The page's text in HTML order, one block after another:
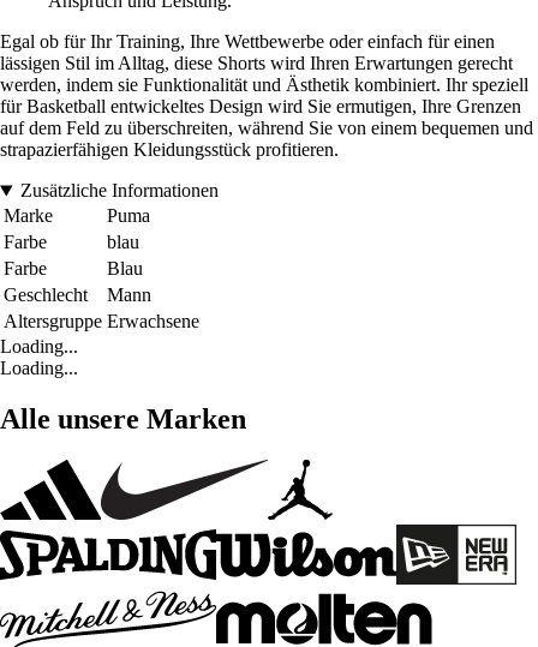
Egal ob für Ihr Training, Ihre Wettbewerbe oder einfach für einen
lässigen Stil im Alltag, diese Shorts wird Ihren Erwartungen gerecht
werden, indem sie Funktionalität und Ästhetik kombiniert. Ihr speziell
für Basketball entwickeltes Design wird Sie ermutigen, Ihre Grenzen
auf dem Feld zu überschreiten, während Sie von einem bequemen und
strapazierfähigen Kleidungsstück profitieren.
Zusätzliche Informationen
Marke
Puma
Farbe
blau
Farbe
Blau
Geschlecht
Mann
Altersgruppe Erwachsene
Loading...
Loading...
Alle unsere Marken